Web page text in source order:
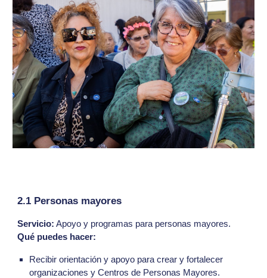
2.1 Personas mayores
Servicio: Apoyo y programas para personas mayores.
Qué puedes hacer:
Recibir orientación y apoyo para crear y fortalecer
organizaciones y Centros de Personas Mayores.